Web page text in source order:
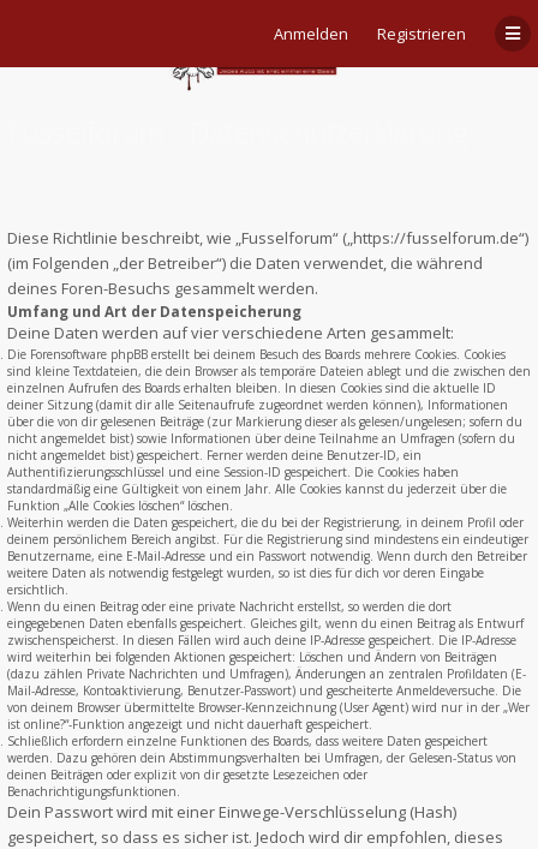
Anmelden Registrieren
Diese Richtlinie beschreibt, wie „Fusselforum“ („https://fusselforum.de“)
(im Folgenden „der Betreiber“) die Daten verwendet, die während
deines Foren-Besuchs gesammelt werden.
Umfang und Art der Datenspeicherung
Deine Daten werden auf vier verschiedene Arten gesammelt:
Die Forensoftware phpBB erstellt bei deinem Besuch des Boards mehrere Cookies. Cookies
sind kleine Textdateien, die dein Browser als temporäre Dateien ablegt und die zwischen den
einzelnen Aufrufen des Boards erhalten bleiben. In diesen Cookies sind die aktuelle ID
deiner Sitzung (damit dir alle Seitenaufrufe zugeordnet werden können), Informationen
über die von dir gelesenen Beiträge (zur Markierung dieser als gelesen/ungelesen; sofern du
nicht angemeldet bist) sowie Informationen über deine Teilnahme an Umfragen (sofern du
nicht angemeldet bist) gespeichert. Ferner werden deine Benutzer-ID, ein
Authentifizierungsschlüssel und eine Session-ID gespeichert. Die Cookies haben
standardmäßig eine Gültigkeit von einem Jahr. Alle Cookies kannst du jederzeit über die
Funktion „Alle Cookies löschen“ löschen.
Weiterhin werden die Daten gespeichert, die du bei der Registrierung, in deinem Profil oder
deinem persönlichem Bereich angibst. Für die Registrierung sind mindestens ein eindeutiger
Benutzername, eine E-Mail-Adresse und ein Passwort notwendig. Wenn durch den Betreiber
weitere Daten als notwendig festgelegt wurden, so ist dies für dich vor deren Eingabe
ersichtlich.
Wenn du einen Beitrag oder eine private Nachricht erstellst, so werden die dort
eingegebenen Daten ebenfalls gespeichert. Gleiches gilt, wenn du einen Beitrag als Entwurf
zwischenspeicherst. In diesen Fällen wird auch deine IP-Adresse gespeichert. Die IP-Adresse
wird weiterhin bei folgenden Aktionen gespeichert: Löschen und Ändern von Beiträgen
(dazu zählen Private Nachrichten und Umfragen), Änderungen an zentralen Profildaten (E-
Mail-Adresse, Kontoaktivierung, Benutzer-Passwort) und gescheiterte Anmeldeversuche. Die
von deinem Browser übermittelte Browser-Kennzeichnung (User Agent) wird nur in der „Wer
ist online?“-Funktion angezeigt und nicht dauerhaft gespeichert.
Schließlich erfordern einzelne Funktionen des Boards, dass weitere Daten gespeichert
werden. Dazu gehören dein Abstimmungsverhalten bei Umfragen, der Gelesen-Status von
deinen Beiträgen oder explizit von dir gesetzte Lesezeichen oder
Benachrichtigungsfunktionen.
Dein Passwort wird mit einer Einwege-Verschlüsselung (Hash)
gespeichert, so dass es sicher ist. Jedoch wird dir empfohlen, dieses